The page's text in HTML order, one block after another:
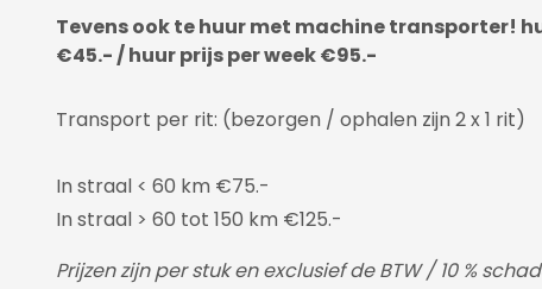
Tevens ook te huur met machine transporter!
€45.- / huur prijs per week €95.-
Transport per rit: (bezorgen / ophalen zijn 2 x 1 rit)
In straal < 60 km €75.-
In straal > 60 tot 150 km €125.-
Prijzen zijn per stuk en exclusief de BTW / 10 %